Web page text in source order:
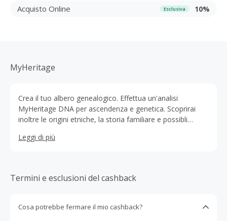
Acquisto Online Esclusiva 10%
MyHeritage
Crea il tuo albero genealogico. Effettua un'analisi
MyHeritage DNA per ascendenza e genetica. Scoprirai
inoltre le origini etniche, la storia familiare e possibli
Leggi di più
Termini e esclusioni del cashback
Cosa potrebbe fermare il mio cashback?